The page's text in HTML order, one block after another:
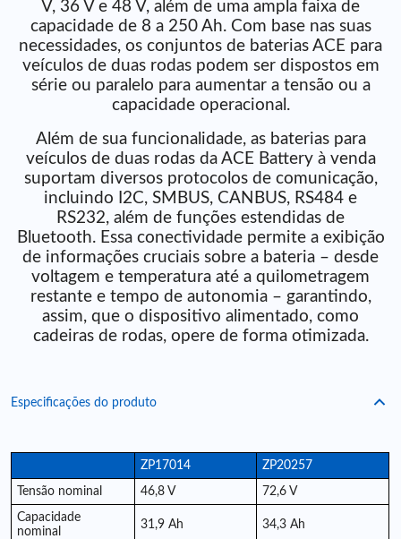
V, 36 V e 48 V, além de uma ampla faixa de
capacidade de 8 a 250 Ah. Com base nas suas
necessidades, os conjuntos de baterias ACE para
veículos de duas rodas podem ser dispostos em
série ou paralelo para aumentar a tensão ou a
capacidade operacional.
Além de sua funcionalidade, as baterias para
veículos de duas rodas da ACE Battery à venda
suportam diversos protocolos de comunicação,
incluindo I2C, SMBUS, CANBUS, RS484 e
RS232, além de funções estendidas de
Bluetooth. Essa conectividade permite a exibição
de informações cruciais sobre a bateria – desde
voltagem e temperatura até a quilometragem
restante e tempo de autonomia – garantindo,
assim, que o dispositivo alimentado, como
cadeiras de rodas, opere de forma otimizada.
Especificações do produto
ZP17014 ZP20257
Tensão nominal 46,8 V 72,6 V
Capacidade
nominal
31,9 Ah 34,3 Ah